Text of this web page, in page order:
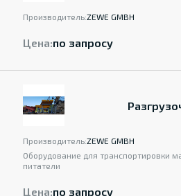
Производитель:ZEWE GMBH
Цена:по запросу
Производитель:ZEWE GMBH
Оборудование для транспортировки
питатели
Цена:по запросу